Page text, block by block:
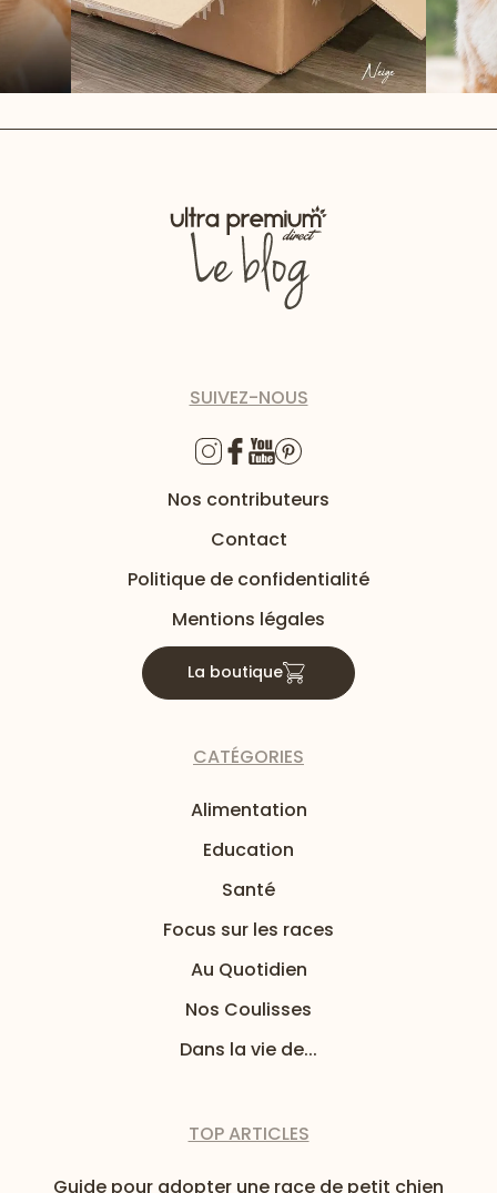
SUIVEZ-NOUS
Nos contributeurs
Contact
Politique de confidentialité
Mentions légales
La boutique
CATÉGORIES
Alimentation
Education
Santé
Focus sur les races
Au Quotidien
Nos Coulisses
Dans la vie de...
TOP ARTICLES
Guide pour adopter une race de petit chien